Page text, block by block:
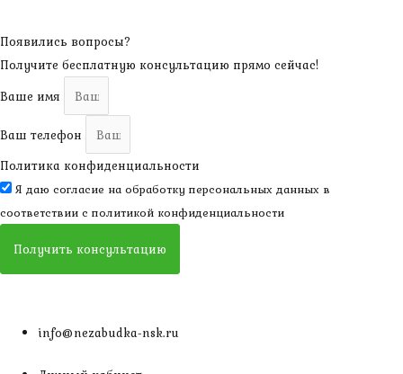
Появились вопросы?
Получите бесплатную консультацию прямо сейчас!
Ваше имя
Ваш телефон
Политика конфиденциальности
Я даю согласие на обработку персональных данных в
соответствии с политикой конфиденциальности
Получить консультацию
info@nezabudka-nsk.ru